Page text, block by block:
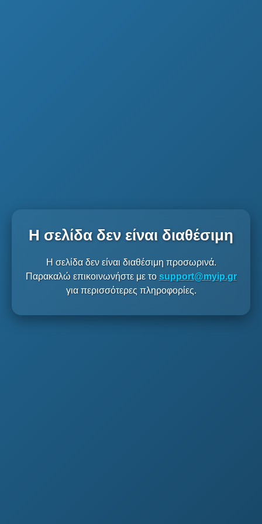
Η σελίδα δεν είναι διαθέσιμη
Η σελίδα δεν είναι διαθέσιμη προσωρινά.
Παρακαλώ επικοινωνήστε με το support@myip.gr
για περισσότερες πληροφορίες.